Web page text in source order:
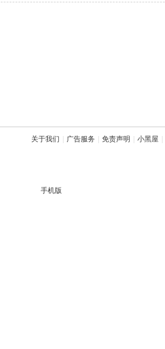
关于我们 广告服务 免责声明 小黑屋
手机版